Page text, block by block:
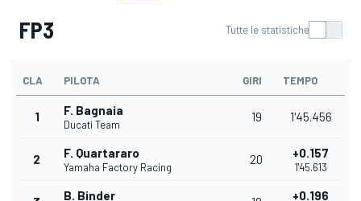
FP3 Tutte le statistiche
CLA PILOTA GIRI TEMPO
1 F. Bagnaia
Ducati Team
19 1'45.456
2 F. Quartararo
Yamaha Factory Racing
20 +0.157
1'45.613
B. Binder +0.196